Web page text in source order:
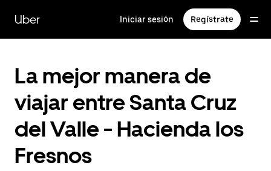
contenido
principal
Uber Iniciar sesión Regístrate
La mejor manera de
viajar entre Santa Cruz
del Valle - Hacienda los
Fresnos